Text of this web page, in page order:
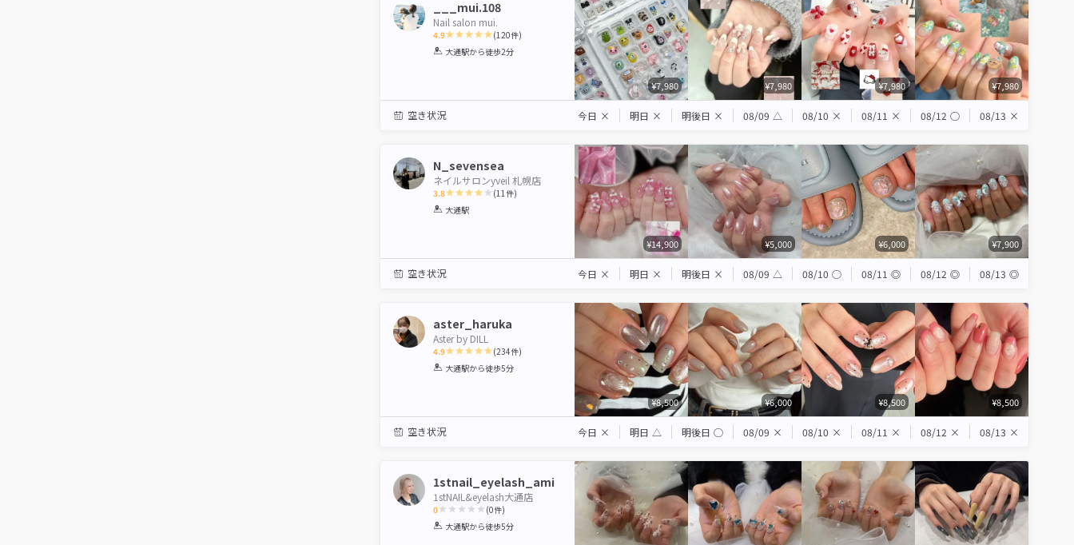
___mui.108
Nail salon mui.
4.9
1 2 3 4 5
(120件)
大通駅から徒歩2分
¥7,980 ¥7,980 ¥7,980 ¥7,980
空き状況 今日 × 明日 × 明後日 × 08/09 △ 08/10 × 08/11 × 08/12 ◯ 08/13 ×
N_sevensea
ネイルサロンyveil 札幌店
3.8
1 2 3
(11 件)
大通駅
¥14,900 ¥5,000 ¥6,000 ¥7,900
空き状況 今日 × 明日 × 明後日 × 08/09 △ 08/10 ◯ 08/11 ◎ 08/12 ◎ 08/13 ◎
aster_haruka
Aster by DILL
4.9
1 2 3 4 5
(234件)
大通駅から徒歩5分
¥8,500 ¥6,000 ¥8,500 ¥8,500
空き状況 今日 × 明日 △ 明後日 ◯ 08/09 × 08/10 × 08/11 × 08/12 × 08/13 ×
1stnail_eyelash_ami
1stNAIL&eyelash大通店
0
1 2 3 4 5
(0件)
大通駅から徒歩5分